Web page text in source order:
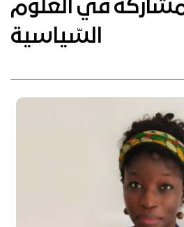
في العلوم
السّياسية